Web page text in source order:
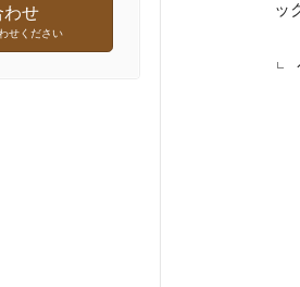
わせ
せください
ッ